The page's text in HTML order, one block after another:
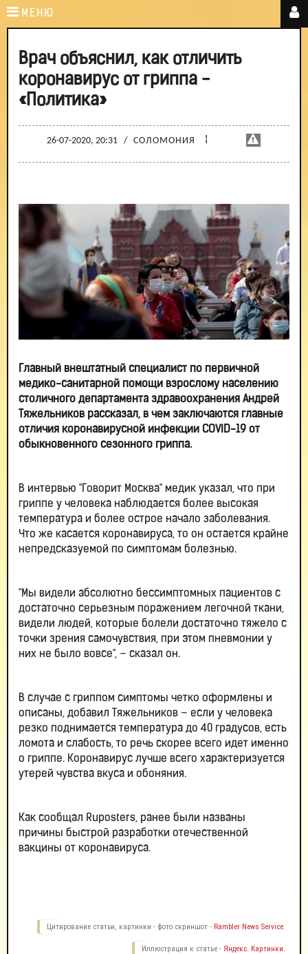
МЕНЮ
Врач объяснил, как отличить
коронавирус от гриппа -
«Политика»
26-07-2020, 20:31 / СОЛОМОНИЯ ¦
Главный внештатный специалист по первичной
медико-санитарной помощи взрослому населению
столичного департамента здравоохранения Андрей
Тяжельников рассказал, в чем заключаются главные
отличия коронавирусной инфекции COVID-19 от
обыкновенного сезонного гриппа.
В интервью "Говорит Москва" медик указал, что при
гриппе у человека наблюдается более высокая
температура и более острое начало заболевания.
Что же касается коронавируса, то он остается крайне
непредсказуемой по симптомам болезнью.
"Мы видели абсолютно бессимптомных пациентов с
достаточно серьезным поражением легочной ткани,
видели людей, которые болели достаточно тяжело с
точки зрения самочувствия, при этом пневмонии у
них не было вовсе", – сказал он.
В случае с гриппом симптомы четко оформлены и
описаны, добавил Тяжельников – если у человека
резко поднимается температура до 40 градусов, есть
ломота и слабость, то речь скорее всего идет именно
о гриппе. Коронавирус лучше всего характеризуется
утерей чувства вкуса и обоняния.
Как сообщал Ruposters, ранее были названы
причины быстрой разработки отечественной
вакцины от коронавируса.
Цитирование статьи, картинки - фото скриншот - Rambler News Service.
Иллюстрация к статье - Яндекс. Картинки.